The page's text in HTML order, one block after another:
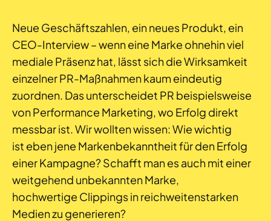
Neue Geschäftszahlen, ein neues Produkt, ein
CEO-Interview – wenn eine Marke ohnehin viel
mediale Präsenz hat, lässt sich die Wirksamkeit
einzelner PR-Maßnahmen kaum eindeutig
zuordnen. Das unterscheidet PR beispielsweise
vonPerformance Marketing, wo Erfolg direkt
messbar ist.Wir wolltenwissen: Wie wichtig
ist eben jene Markenbekanntheitfür den Erfolg
einer Kampagne? Schafft man es auch mit einer
weitgehend unbekannten Marke,
hochwertige Clippingsinreichweitenstarken
Medien zu generieren?